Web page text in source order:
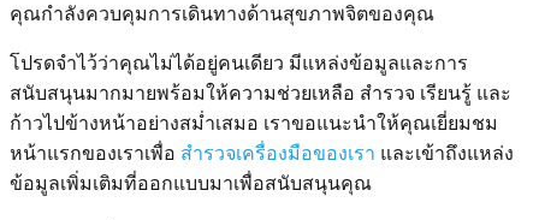
คุณกำลังควบคุมการเดินทางด้านสุขภาพจิตของคุณ
โปรดจำไว้ว่าคุณไม่ได้อยู่คนเดียว มีแหล่งข้อมูลและการ
สนับสนุนมากมายพร้อมให้ความช่วยเหลือ สำรวจ เรียนรู้ และ
ก้าวไปข้างหน้าอย่างสม่ำเสมอ เราขอแนะนำให้คุณเยี่ยมชม
หน้าแรกของเราเพื่อ สำรวจเครื่องมือของเรา และเข้าถึงแหล่ง
ข้อมูลเพิ่มเติมที่ออกแบบมาเพื่อสนับสนุนคุณ